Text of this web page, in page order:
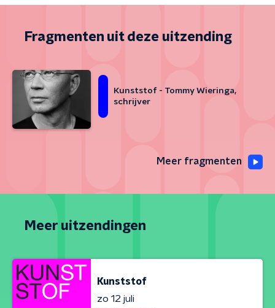
Fragmenten uit deze uitzending
Kunststof - Tommy Wieringa,
schrijver
Meer fragmenten
Meer uitzendingen
Kunststof
zo 12 juli